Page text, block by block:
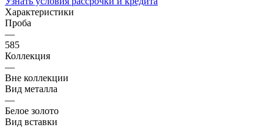
Характеристики
Проба
—
585
Коллекция
—
Вне коллекции
Вид металла
—
Белое золото
Вид вставки